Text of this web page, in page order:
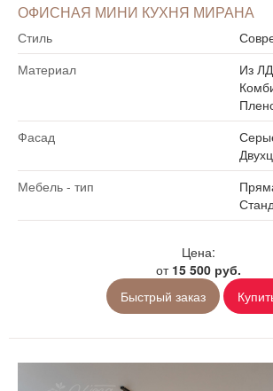
ОФИСНАЯ МИНИ КУХНЯ МИРАНА
Стиль
Материал
Из
Фасад
Мебель - тип
Цена:
от 15 500 руб.
Быстрый заказ